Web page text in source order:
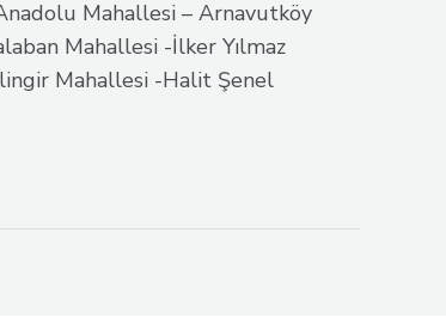
Mahallesi – Arnavutköy
Mahallesi -İlker Yılmaz
Mahallesi -Halit Şenel